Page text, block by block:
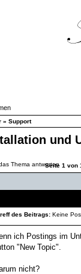
» Support
und
Seite 1 von
des Beitrags: Keine
ich Postings im
"New Topic".
nicht?